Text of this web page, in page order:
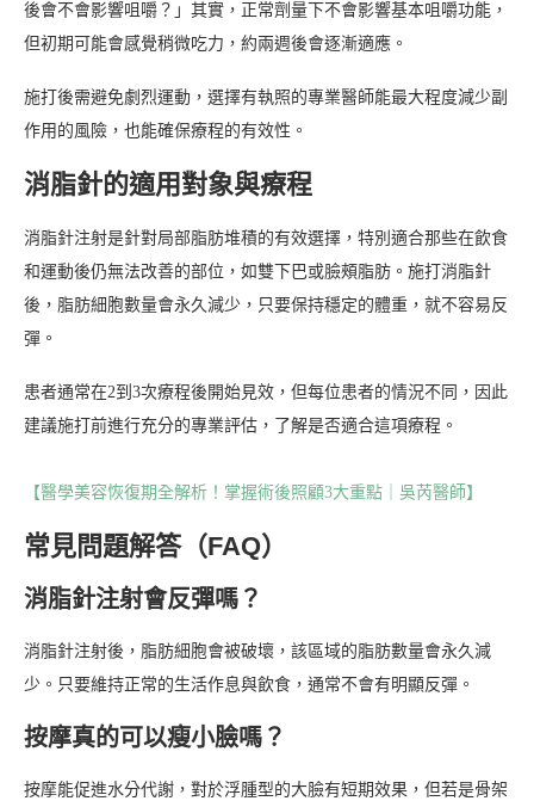
後會不會影響咀嚼？」其實，正常劑量下不會影響基本咀嚼功能，
但初期可能會感覺稍微吃力，約兩週後會逐漸適應。
施打後需避免劇烈運動，選擇有執照的專業醫師能最大程度減少副
作用的風險，也能確保療程的有效性。
消脂針的適用對象與療程
消脂針注射是針對局部脂肪堆積的有效選擇，特別適合那些在飲食
和運動後仍無法改善的部位，如雙下巴或臉頰脂肪。施打消脂針
後，脂肪細胞數量會永久減少，只要保持穩定的體重，就不容易反
彈。
患者通常在2到3次療程後開始見效，但每位患者的情況不同，因此
建議施打前進行充分的專業評估，了解是否適合這項療程。
【醫學美容恢復期全解析！掌握術後照顧3大重點｜吳芮醫師】
常見問題解答（FAQ）
消脂針注射會反彈嗎？
消脂針注射後，脂肪細胞會被破壞，該區域的脂肪數量會永久減
少。只要維持正常的生活作息與飲食，通常不會有明顯反彈。
按摩真的可以瘦小臉嗎？
按摩能促進水分代謝，對於浮腫型的大臉有短期效果，但若是骨架